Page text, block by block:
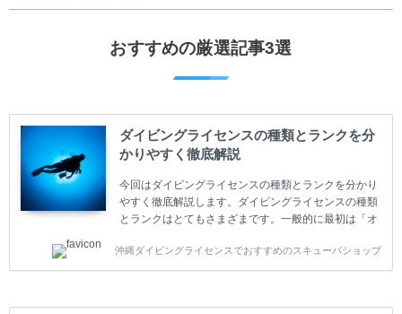
おすすめの厳選記事3選
ダイビングライセンスの種類とランクを分
かりやすく徹底解説
今回はダイビングライセンスの種類とランクを分かり
やすく徹底解説します。ダイビングライセンスの種類
とランクはとてもさまざまです。一般的に最初は「オ
す。 ダイビングのライセンスカードはダイビングの教
育機関もしくは指導団体が発行しています。教育機関
ダイバーの育成・指導や安全管理、環境保全などの活
沖縄ダイビングライセンスでおすすめのスキューバショップ